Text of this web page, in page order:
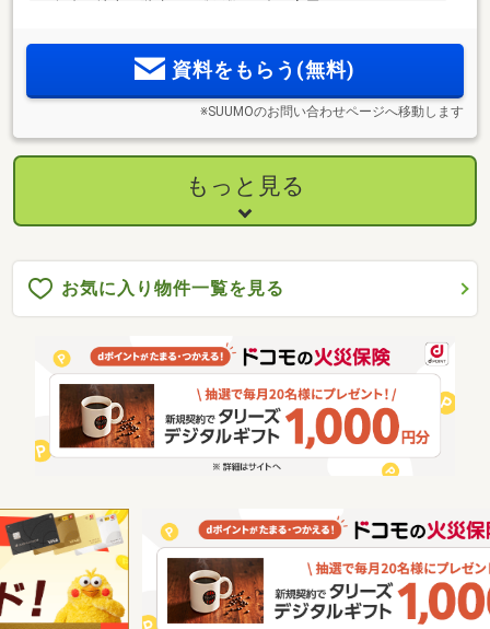
の舞台。地上30階建て・総戸数123邸の高層タワーレジデンス
資料をもらう(無料)
※SUUMOのお問い合わせページへ移動します
もっと見る
お気に入り物件一覧を見る